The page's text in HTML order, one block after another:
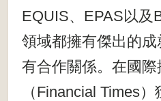
EQUIS、EPAS以及
領域都擁有傑出的
有合作關係。在國
（Financial Times